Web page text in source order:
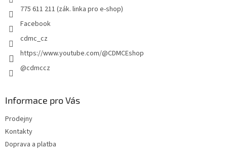
775 611 211 (zák. linka pro e-shop)
Facebook
cdmc_cz
https://www.youtube.com/@CDMCEshop
@cdmccz
Informace pro Vás
Prodejny
Kontakty
Doprava a platba